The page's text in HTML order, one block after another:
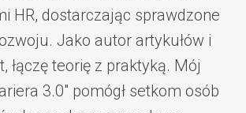
HR, dostarczając sprawdzone
Jako autor artykułów i
łączę teorię z praktyką. Mój
3.0" pomógł setkom osób